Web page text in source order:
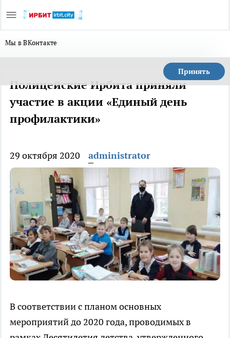
Мы в ВКонтакте
Принять
Полицейские Ирбита приняли
участие в акции «Единый день
профилактики»
29 октября 2020 administrator
В соответствии с планом основных
мероприятий до 2020 года, проводимых в